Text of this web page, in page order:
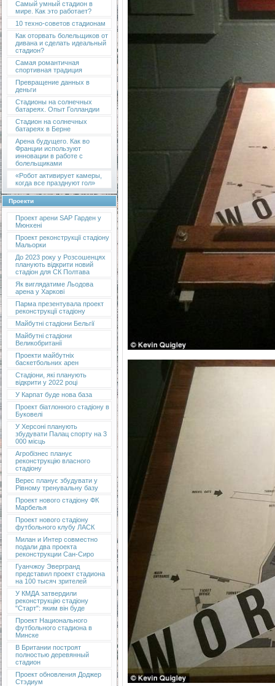
Самый умный стадион в
мире. Как это работает?
10 техно-советов стадионам
Как оторвать болельщиков от
дивана и сделать идеальный
стадион?
Самая романтичная
спортивная традиция
Превращение данных в
деньги
Стадионы на солнечных
батареях. Опыт Голландии
Стадион на солнечных
батареях в Берне
Арена будущего. Как во
Франции используют
инновации в работе с
болельщиками
«Робот активирует камеры,
когда все празднуют гол»
Проекти
Проект арени SAP Гарден у
Мюнхені
Проект реконструкції стадіону
Мальорки
До 2023 року у Розсошенцях
планують відкрити новий
стадіон для СК Полтава
Як виглядатиме Льодова
арена у Харкові
Парма презентувала проект
реконструкції стадіону
Майбутні стадіони Бельгії
Майбутні стадіони
Великобританії
Проекти майбутніх
баскетбольних арен
Стадіони, які планують
відкрити у 2022 році
У Карпат буде нова база
Проект біатлонного стадіону в
Буковелі
У Херсоні планують
збудувати Палац спорту на 3
000 місць
Агробізнес планує
реконструкцію власного
стадіону
Верес планує збудувати у
Рівному тренувальну базу
Проект нового стадіону ФК
Марбелья
Проект нового стадіону
футбольного клубу ЛАСК
Милан и Интер совместно
подали два проекта
реконструкции Сан-Сиро
Гуанчжоу Эвергранд
представил проект стадиона
на 100 тысяч зрителей
У КМДА затвердили
реконструкцію стадіону
"Старт": яким він буде
Проект Национального
футбольного стадиона в
Минске
В Британии построят
полностью деревянный
стадион
Проект обновления Доджер
Стэдиум